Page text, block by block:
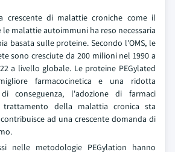
crescente di malattie croniche come il
le malattie autoimmuni ha reso necessaria
basata sulle proteine. Secondo l'OMS, le
sono cresciute da 200 milioni nel 1990 a
a livello globale. Le proteine PEGylated
farmacocinetica e una ridotta
di conseguenza, l'adozione di farmaci
trattamento della malattia cronica sta
ad una crescente domanda di
nelle metodologie PEGylation hanno